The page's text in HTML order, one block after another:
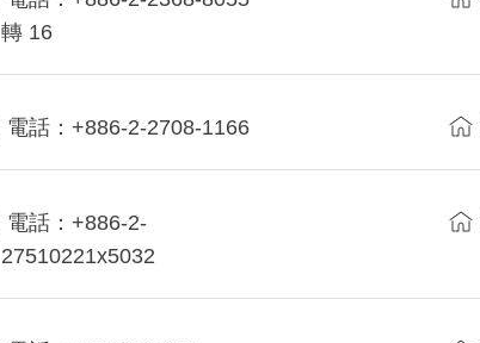
轉 16
電話：+886-2-2708-1166
電話：+886-2-
27510221x5032